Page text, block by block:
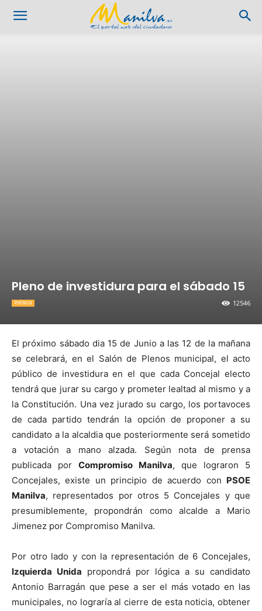
Pleno de investidura para el sábado 15
12546
Política
El próximo sábado dia 15 de Junio a las 12 de la mañana
se celebrará, en el Salón de Plenos municipal, el acto
público de investidura en el que cada Concejal electo
tendrá que jurar su cargo y prometer lealtad al mismo y a
la Constitución. Una vez jurado su cargo, los portavoces
de cada partido tendrán la opción de proponer a su
candidato a la alcaldia que posteriormente será sometido
a votación a mano alzada. Según nota de prensa
publicada por Compromiso Manilva, que lograron 5
Concejales, existe un principio de acuerdo con PSOE
Manilva, representados por otros 5 Concejales y que
presumiblemente, propondrán como alcalde a Mario
Jimenez por Compromiso Manilva.
Por otro lado y con la representación de 6 Concejales,
Izquierda Unida propondrá por lógica a su candidato
Antonio Barragán que pese a ser el más votado en las
municipales, no lograría al cierre de esta noticia, obtener